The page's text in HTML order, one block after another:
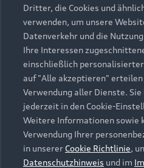
Dritter, die Cookies und
verwenden, um unsere
Datenverkehr und die
Ihre Interessen
einschließlich
auf "Alle akzeptieren"
Verwendung aller Dienste.
jederzeit in den Cookie-
Weitere Informationen sowie
Verwendung Ihrer
in unserer Cookie Richtlinie,
Datenschutzhinweis und im